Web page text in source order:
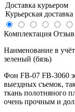
Доставка курьером
Курьерская
Комплектация
Наименование в
зеленый (бязь)
Фон FB-07 FB-3060
выездных съемок,
ткань полотняного
очень прочным и